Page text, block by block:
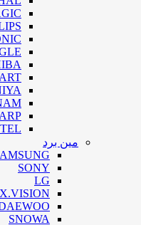
مین برد
SONY
LG
X.VISION
SNOWA